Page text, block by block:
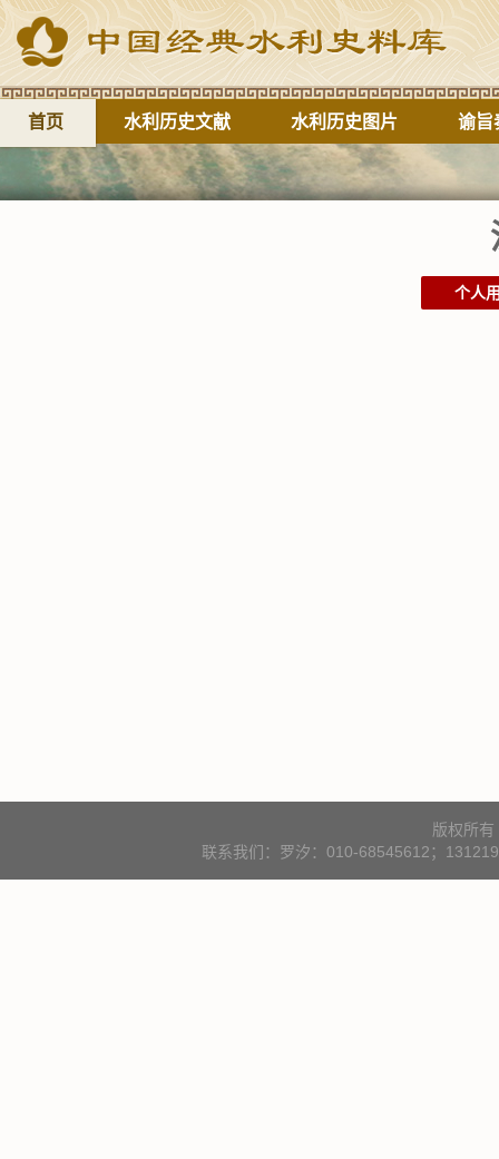
首页 水利历史文献 水利历史图片 谕旨
个人
版权所
联系我们：罗汐：010-68545612；